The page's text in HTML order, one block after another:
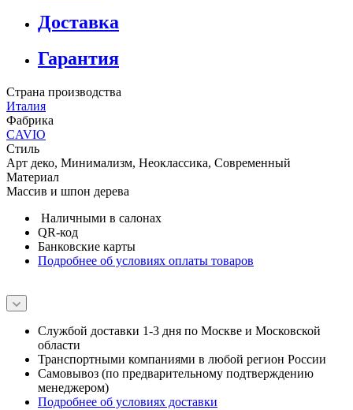
Доставка
Гарантия
Страна производства
Италия
Фабрика
CAVIO
Стиль
Арт деко, Минимализм, Неоклассика, Современный
Материал
Массив и шпон дерева
Наличными в салонах
QR-код
Банковские карты
Подробнее об условиях оплаты товаров
Службой доставки 1-3 дня по Москве и Московской
области
Транспортными компаниями в любой регион России
Самовывоз (по предварительному подтверждению
менеджером)
Подробнее об условиях доставки